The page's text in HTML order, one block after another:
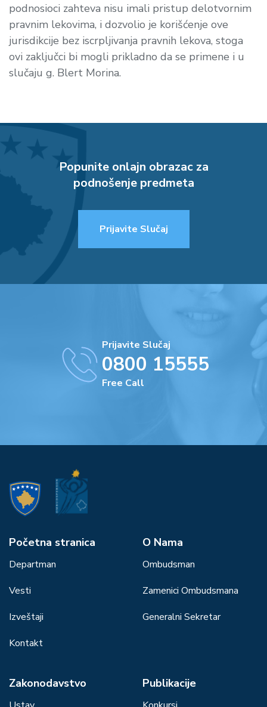
podnosioci zahteva nisu imali pristup delotvornim
pravnim lekovima, i dozvolio je korišćenje ove
jurisdikcije bez iscrpljivanja pravnih lekova, stoga
ovi zaključci bi mogli prikladno da se primene i u
slučaju g. Blert Morina.
Popunite onlajn obrazac za
podnošenje predmeta
Prijavite Slučaj
Prijavite Slučaj
0800 15555
Free Call
Početna stranica
Departman
Vesti
Izveštaji
Kontakt
О Nama
Ombudsman
Zamenici Ombudsmana
Generalni Sekretar
Zakonodavstvo Publikacije